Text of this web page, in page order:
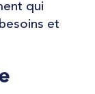
qui
et